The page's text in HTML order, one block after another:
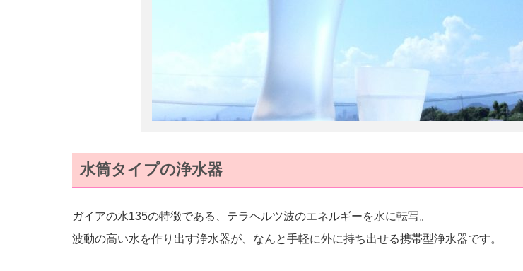
水筒タイプの浄水器
ガイアの水135の特徴である、テラヘルツ波のエネルギーを水に転写。
波動の高い水を作り出す浄水器が、なんと手軽に外に持ち出せる携帯型浄水器です。